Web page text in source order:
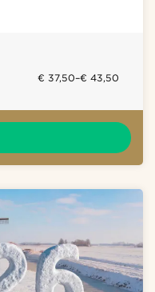
€ 37,50–€ 43,50